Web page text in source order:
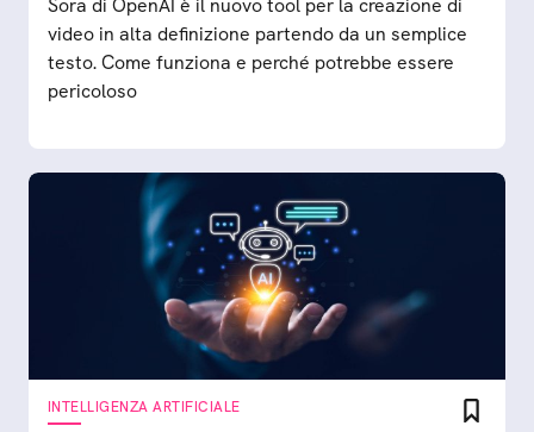
Sora di OpenAI è il nuovo tool per la creazione di
video in alta definizione partendo da un semplice
testo. Come funziona e perché potrebbe essere
pericoloso
INTELLIGENZA ARTIFICIALE